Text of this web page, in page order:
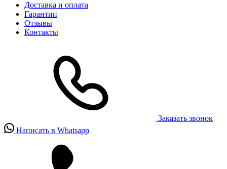
Доставка и оплата
Гарантии
Отзывы
Контакты
Заказать звонок
Написать в Whatsapp